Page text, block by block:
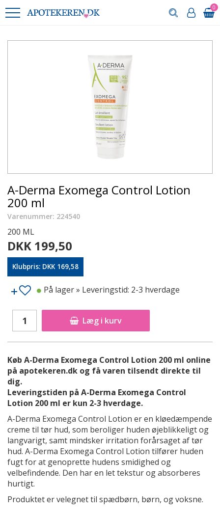
0
A-Derma Exomega Control Lotion
200 ml
Varenummer: 224540
200 ML
DKK 199,50
Klubpris: DKK 169,58
Læg i kurv
På lager» Leveringstid: 2-3 hverdage
Køb A-Derma Exomega Control Lotion 200 ml online
på apotekeren.dk og få varen tilsendt direkte til
dig.
Leveringstiden på A-Derma Exomega Control
Lotion 200 ml er kun 2-3 hverdage.
A-Derma Exomega Control Lotion er en kløedæmpende
creme til tør hud, som beroliger huden øjeblikkeligt og
langvarigt, samt mindsker irritation forårsaget af tør
hud. A-Derma Exomega Control Lotion tilfører huden
fugt for at genoprette hudens smidighed og
velbefindende. Den har en let tekstur og absorberes
hurtigt.
Produktet er velegnet til spædbørn, børn, og voksne.